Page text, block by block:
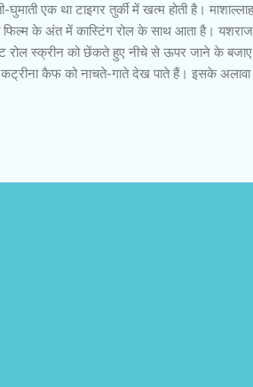
घुमाती एक था टाइगर तुर्की में खत्म होती है।
फिल्म के अंत में कास्टिंग रोल के साथ आता है। यशराज
रोल स्क्रीन को छेंकते हुए नीचे से ऊपर जाने के बजाए
कैफ को नाचते-गाते देख पाते हैं। इसके अलावा
की सलाह से किए गए एक्शन में स्फूर्ति नजर
फिल्में हिंदी की हों या किसी और भाषा की। हीरो